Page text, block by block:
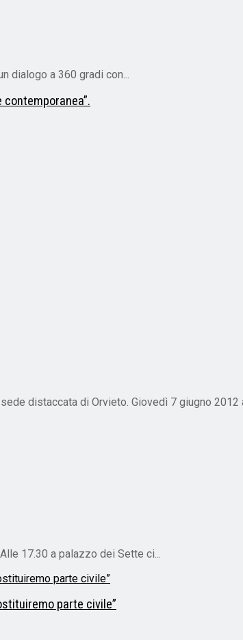
dialogo a 360 gradi con...
distaccata di Orvieto. Giovedì 7 giugno 2012
17.30 a palazzo dei Sette ci...
parte civile”